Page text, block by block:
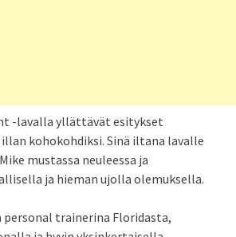
-lavalla yllättävät esitykset
kohokohdiksi. Sinä iltana lavalle
mustassa neuleessa ja
ja hieman ujolla olemuksella.
trainerina Floridasta,